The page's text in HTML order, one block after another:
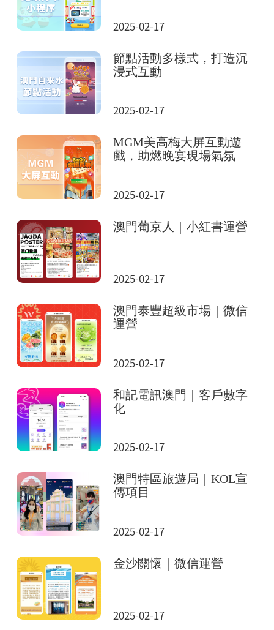
2025-02-17
節點活動多樣式，打造沉
浸式互動
2025-02-17
MGM美高梅大屏互動遊
戲，助燃晚宴現場氣氛
2025-02-17
澳門葡京人｜小紅書運營
2025-02-17
澳門泰豐超級市場｜微信
運營
2025-02-17
和記電訊澳門｜客戶數字
化
2025-02-17
澳門特區旅遊局｜KOL宣
傳項目
2025-02-17
金沙關懷｜微信運營
2025-02-17